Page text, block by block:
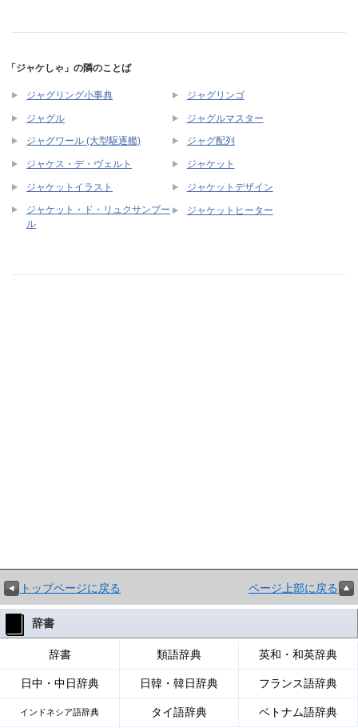
「ジャケしゃ」の隣のことば
ジャグリング小事典 ジャグリンゴ
ジャグル ジャグルマスター
ジャグワール (大型駆逐艦) ジャグ配列
ジャケス・デ・ヴェルト ジャケット
ジャケットイラスト
ジャケットデザイン
ジャケット・ド・リュクサンブー
ル
ジャケットヒーター
トップページに戻る ページ上部に戻る
辞書
辞書 類語辞典 英和・和英辞典
日中・中日辞典 日韓・韓日辞典 フランス語辞典
インドネシア語辞典 タイ語辞典 ベトナム語辞典